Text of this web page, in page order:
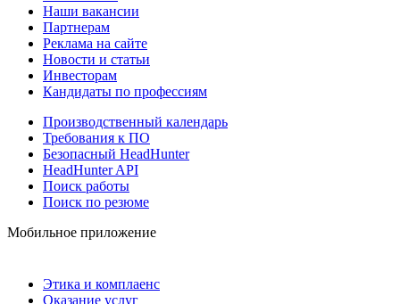
Наши вакансии
Партнерам
Реклама на сайте
Новости и статьи
Инвесторам
Кандидаты по профессиям
Производственный календарь
Требования к ПО
Безопасный HeadHunter
HeadHunter API
Поиск работы
Поиск по резюме
Мобильное приложение
Этика и комплаенс
Оказание услуг